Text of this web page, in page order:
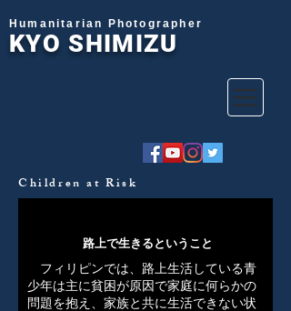
Humanitarian Photographer
KYO SHIMIZU
Children at Risk
​路上で生きるということ
フィリピンでは、路上生活している青
少年は主に貧困が原因で家庭に何らかの
問題を抱え、家族と共に生活できない状